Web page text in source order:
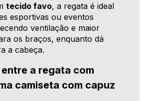
tecido favo, a regata é ideal
esportivas ou eventos
ventilação e maior
os braços, enquanto dá
a cabeça.
a regata com
camiseta com capuz